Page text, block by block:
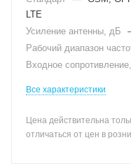
LTE
Усиление антенны, дБ
Рабочий диапазон
Входное
Все характеристики
Цена действительна
отличаться от цен в